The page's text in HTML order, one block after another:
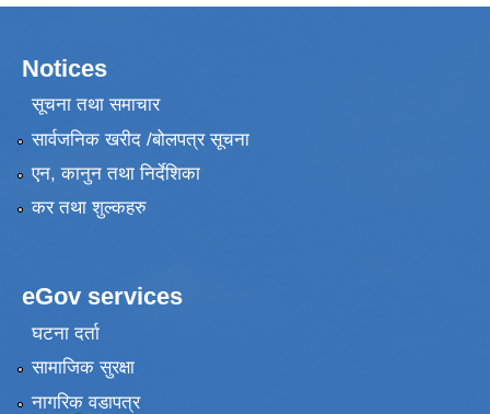
Notices
सूचना तथा समाचार
सार्वजनिक खरीद /बोलपत्र सूचना
एन, कानुन तथा निर्देशिका
कर तथा शुल्कहरु
eGov services
घटना दर्ता
सामाजिक सुरक्षा
नागरिक वडापत्र